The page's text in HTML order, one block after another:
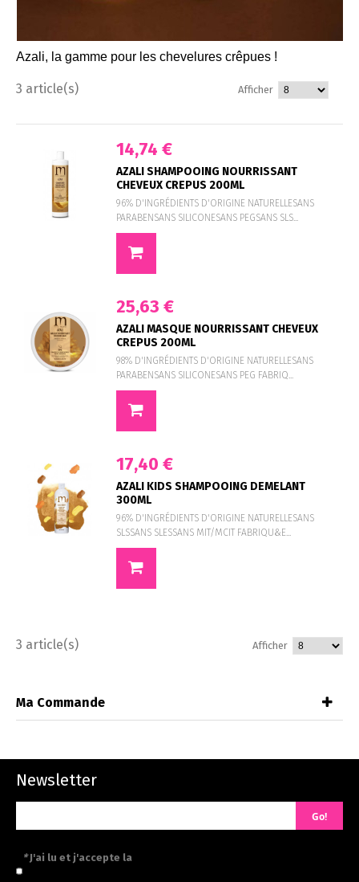
Azali, la gamme pour les chevelures crêpues !
3 article(s) Afficher
14,74 €
AZALI SHAMPOOING NOURRISSANT
CHEVEUX CREPUS 200ML
96% D'INGRÉDIENTS D'ORIGINE NATURELLESANS
PARABENSANS SILICONESANS PEGSANS SLS...
25,63 €
AZALI MASQUE NOURRISSANT CHEVEUX
CREPUS 200ML
98% D'INGRÉDIENTS D'ORIGINE NATURELLESANS
PARABENSANS SILICONESANS PEG FABRIQ...
17,40 €
AZALI KIDS SHAMPOOING DEMELANT
300ML
96% D'INGRÉDIENTS D'ORIGINE NATURELLESANS
SLSSANS SLESSANS MIT/MCIT FABRIQU&E...
3 article(s) Afficher
Ma Commande
Newsletter
Go!
*J'ai lu et j'accepte la